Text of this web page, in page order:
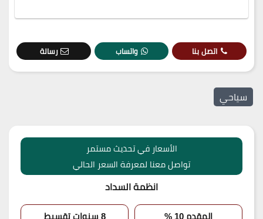
اتصل بنا واتساب رسالة
سياحي
الأسعار في تحديث مستمر
تواصل معنا لمعرفة السعر الحالي
انظمة السداد